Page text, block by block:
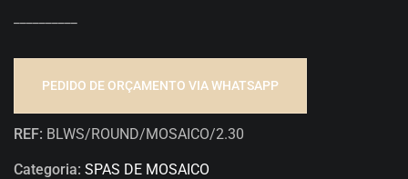
PEDIDO DE ORÇAMENTO VIA WHATSAPP
REF: BLWS/ROUND/MOSAICO/2.30
Categoria: SPAS DE MOSAICO